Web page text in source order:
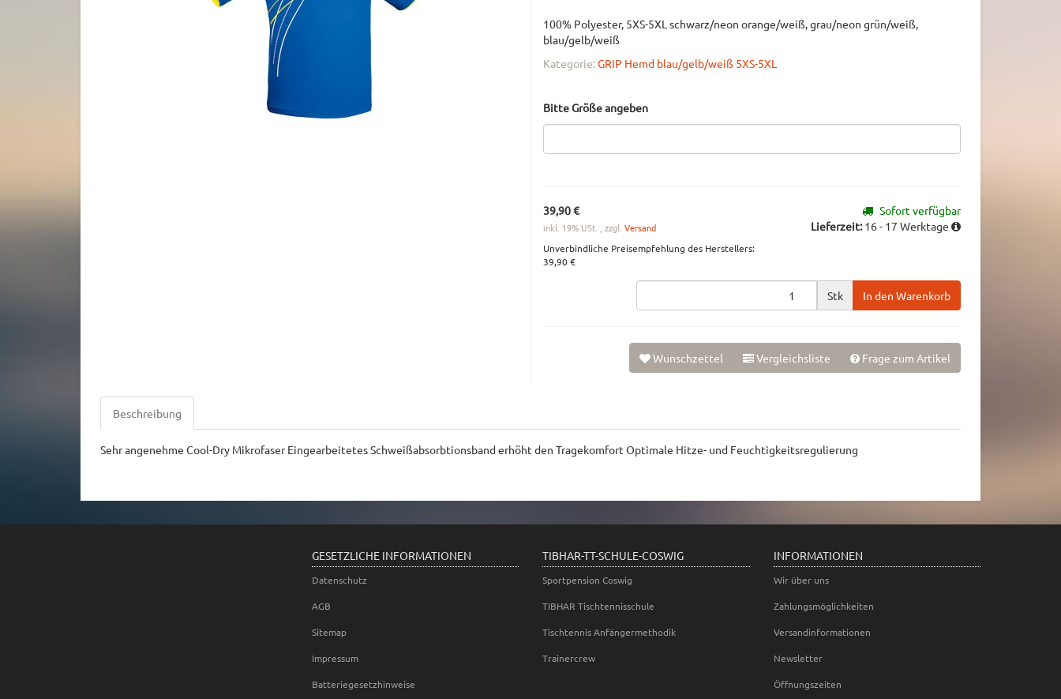
100% Polyester, 5XS-5XL schwarz/neon orange/weiß, grau/neon grün/weiß,
blau/gelb/weiß
Kategorie:GRIP Hemd blau/gelb/weiß 5XS-5XL
Bitte Größe angeben
39,90 €
inkl. 19% USt. , zzgl. Versand
Unverbindliche Preisempfehlung des Herstellers:
39,90 €
Sofort verfügbar
Lieferzeit:16 - 17 Werktage
Stk In den Warenkorb
Wunschzettel Vergleichsliste Frage zum Artikel
Beschreibung
Sehr angenehme Cool-Dry Mikrofaser Eingearbeitetes Schweißabsorbtionsband erhöht den Tragekomfort Optimale Hitze- und Feuchtigkeitsregulierung
GESETZLICHE INFORMATIONEN
Datenschutz
AGB
Sitemap
Impressum
Batteriegesetzhinweise
TIBHAR-TT-SCHULE-COSWIG
Sportpension Coswig
TIBHAR Tischtennisschule
Tischtennis Anfängermethodik
Trainercrew
INFORMATIONEN
Wir über uns
Zahlungsmöglichkeiten
Versandinformationen
Newsletter
Öffnungszeiten